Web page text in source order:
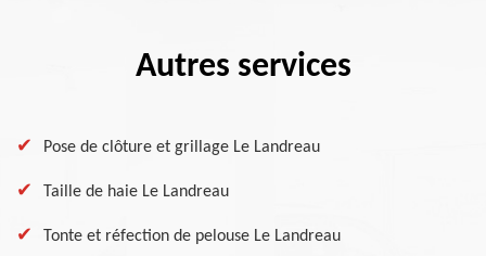
Autres services
Pose de clôture et grillage Le Landreau
Taille de haie Le Landreau
Tonte et réfection de pelouse Le Landreau